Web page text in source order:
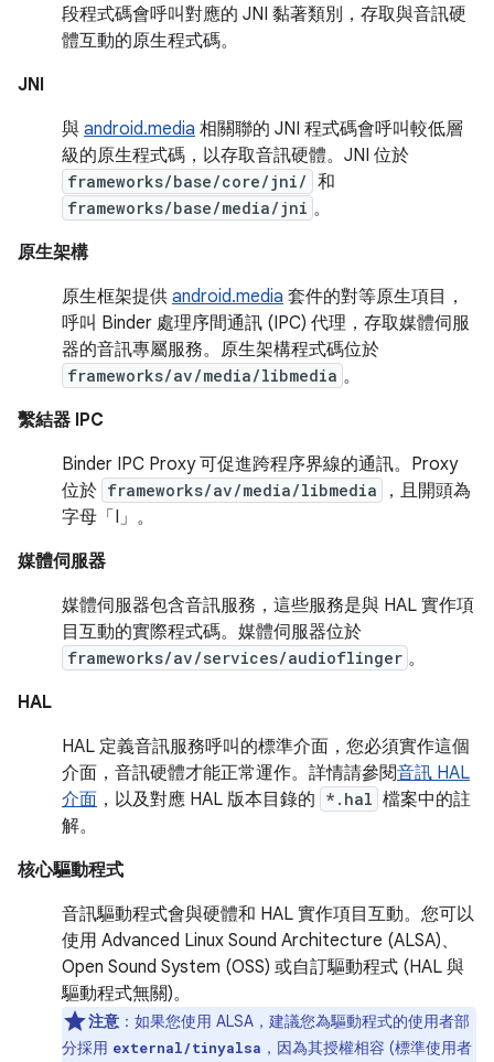
段程式碼會呼叫對應的 JNI 黏著類別，存取與音訊硬
體互動的原生程式碼。
JNI
與 android.media 相關聯的 JNI 程式碼會呼叫較低層
級的原生程式碼，以存取音訊硬體。JNI 位於
frameworks/base/core/jni/ 和
frameworks/base/media/jni 。
原生架構
原生框架提供 android.media 套件的對等原生項目，
呼叫 Binder 處理序間通訊 (IPC) 代理，存取媒體伺服
器的音訊專屬服務。原生架構程式碼位於
frameworks/av/media/libmedia 。
繫結器 IPC
Binder IPC Proxy 可促進跨程序界線的通訊。Proxy
位於 frameworks/av/media/libmedia
，且開頭為
字母「I」。
媒體伺服器
媒體伺服器包含音訊服務，這些服務是與 HAL 實作項
目互動的實際程式碼。媒體伺服器位於
frameworks/av/services/audioflinger 。
HAL
HAL 定義音訊服務呼叫的標準介面，您必須實作這個
介面，音訊硬體才能正常運作。詳情請參閱音訊 HAL
介面 ，以及對應 HAL 版本目錄的 *.hal 檔案中的註
解。
核心驅動程式
音訊驅動程式會與硬體和 HAL 實作項目互動。您可以
使用 Advanced Linux Sound Architecture (ALSA)、
Open Sound System (OSS) 或自訂驅動程式 (HAL 與
驅動程式無關)。
注意 ：如果您使用 ALSA，建議您為驅動程式的使用者部
分採用 external/tinyalsa ，因為其授權相容 (標準使用者